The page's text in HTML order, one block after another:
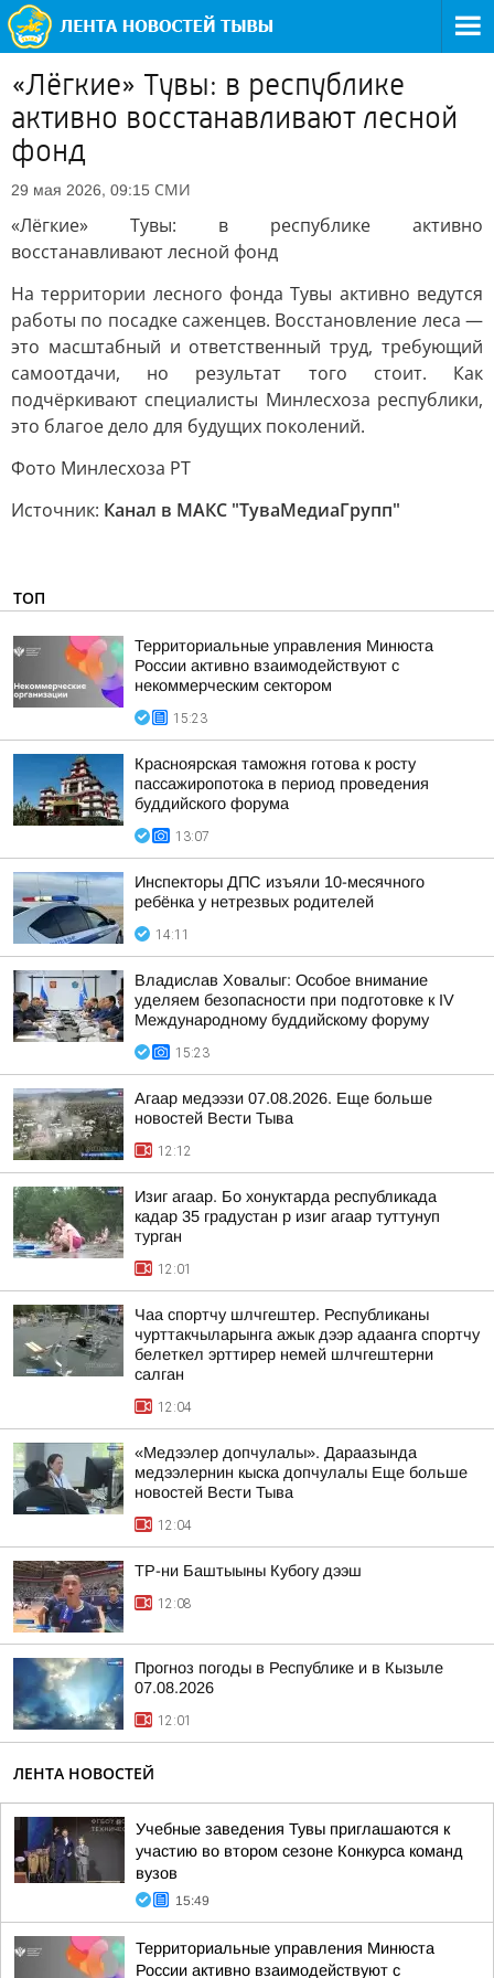
«Лёгкие» Тувы: в республике
активно восстанавливают лесной
фонд
29 мая 2026, 09:15 СМИ
«Лёгкие» Тувы: в республике активно
восстанавливают лесной фонд
На территории лесного фонда Тувы активно ведутся
работы по посадке саженцев. Восстановление леса —
это масштабный и ответственный труд, требующий
самоотдачи, но результат того стоит. Как
подчёркивают специалисты Минлесхоза республики,
это благое дело для будущих поколений.
Фото Минлесхоза РТ
Источник: Канал в МАКС "ТуваМедиаГрупп"
ТОП
Территориальные управления Минюста
России активно взаимодействуют с
некоммерческим сектором
15:23
Красноярская таможня готова к росту
пассажиропотока в период проведения
буддийского форума
13:07
Инспекторы ДПС изъяли 10-месячного
ребёнка у нетрезвых родителей
14:11
Владислав Ховалыг: Особое внимание
уделяем безопасности при подготовке к IV
Международному буддийскому форуму
15:23
Агаар медээзи 07.08.2026. Еще больше
новостей Вести Тыва
12:12
Изиг агаар. Бо хонуктарда республикада
кадар 35 градустан р изиг агаар туттунуп
турган
12:01
Чаа спортчу шлчгештер. Республиканы
чурттакчыларынга ажык дээр адаанга спортчу
белеткел эрттирер немей шлчгештерни
салган
12:04
«Медээлер допчулалы». Дараазында
медээлернин кыска допчулалы Еще больше
новостей Вести Тыва
12:04
ТР-ни Баштыыны Кубогу дээш
12:08
Прогноз погоды в Республике и в Кызыле
07.08.2026
12:01
ЛЕНТА НОВОСТЕЙ
Учебные заведения Тувы приглашаются к
участию во втором сезоне Конкурса команд
вузов
15:49
Территориальные управления Минюста
России активно взаимодействуют с